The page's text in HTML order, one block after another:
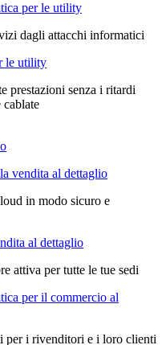
per le utility
dagli attacchi informatici
le utility
prestazioni senza i ritardi
cablate
vendita al dettaglio
in modo sicuro e
al dettaglio
attiva per tutte le tue sedi
per il commercio al
per i rivenditori e i loro clienti